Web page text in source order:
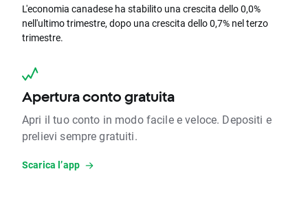
L'economia canadese ha stabilito una crescita dello 0,0%
nell'ultimo trimestre, dopo una crescita dello 0,7% nel terzo
trimestre.
Apertura conto gratuita
Apri il tuo conto in modo facile e veloce. Depositi e
prelievi sempre gratuiti.
Scarica l’app